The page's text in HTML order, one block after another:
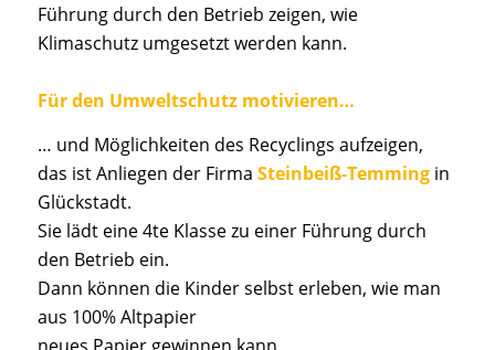
Führung durch den Betrieb zeigen, wie
Klimaschutz umgesetzt werden kann.
Für den Umweltschutz motivieren…
… und Möglichkeiten des Recyclings aufzeigen,
das ist Anliegen der Firma Steinbeiß-Temming in
Glückstadt.
Sie lädt eine 4te Klasse zu einer Führung durch
den Betrieb ein.
Dann können die Kinder selbst erleben, wie man
aus 100% Altpapier